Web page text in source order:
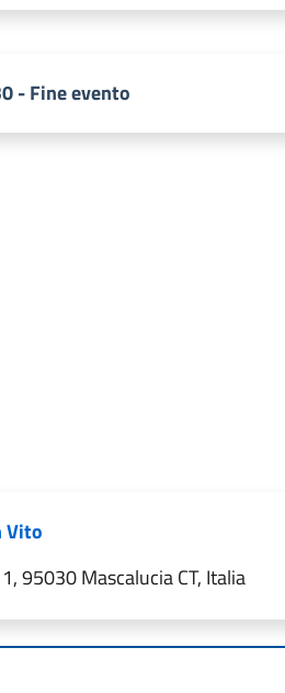
- Fine evento
Vito
95030 Mascalucia CT, Italia